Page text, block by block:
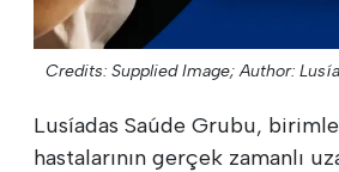
Credits: Supplied Image; Author:
Lusíadas Saúde Grubu,
hastalarının gerçek zamanlı